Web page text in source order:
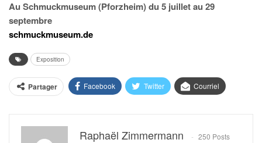
Au Schmuckmuseum (Pforzheim) du 5 juillet au 29
septembre
schmuckmuseum.de
Exposition
Partager Facebook Twitter Courriel
Raphaël Zimmermann
250 Posts